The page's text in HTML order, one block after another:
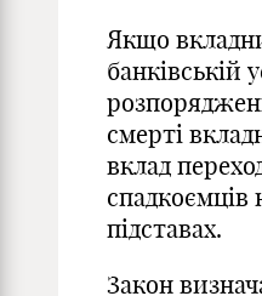
Якщо
банківській
смерті
вклад
спадкоємців
підставах.
Закон